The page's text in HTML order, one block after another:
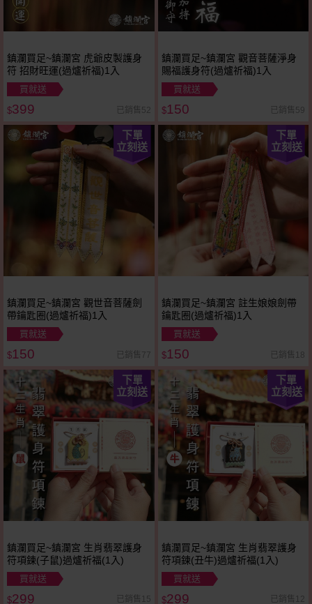
鎮瀾買足~鎮瀾宮 虎爺皮製護身
符 招財旺運(過爐祈福)1入
買就送
$399 已銷售52
鎮瀾買足~鎮瀾宮 觀音菩薩淨身
賜福護身符(過爐祈福)1入
買就送
$150 已銷售59
下單
立刻送
鎮瀾買足~鎮瀾宮 觀世音菩薩劍
帶鑰匙圈(過爐祈福)1入
買就送
$150 已銷售77
下單
立刻送
鎮瀾買足~鎮瀾宮 註生娘娘劍帶
鑰匙圈(過爐祈福)1入
買就送
$150 已銷售18
下單
立刻送
鎮瀾買足~鎮瀾宮 生肖翡翠護身
符項鍊(子鼠)過爐祈福(1入)
買就送
$299 已銷售15
下單
立刻送
鎮瀾買足~鎮瀾宮 生肖翡翠護身
符項鍊(丑牛)過爐祈福(1入)
買就送
$299 已銷售12